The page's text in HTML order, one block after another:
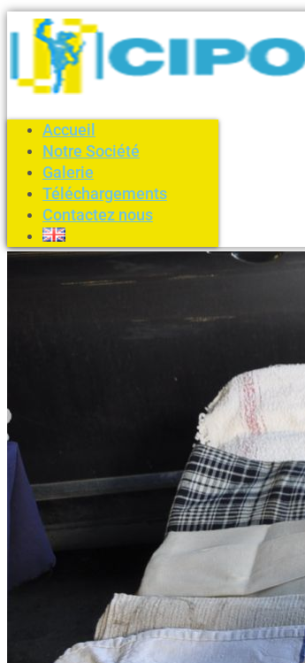
Accueil
Notre Société
Galerie
Téléchargements
Contactez nous